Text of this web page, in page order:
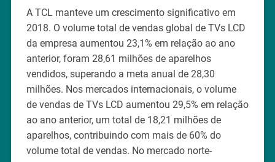
A TCL manteve um crescimento significativo em
2018. O volume total de vendas global de TVs LCD
da empresa aumentou 23,1% em relação ao ano
anterior, foram 28,61 milhões de aparelhos
vendidos, superando a meta anual de 28,30
milhões. Nos mercados internacionais, o volume
de vendas de TVs LCD aumentou 29,5% em relação
ao ano anterior, um total de 18,21 milhões de
aparelhos, contribuindo com mais de 60% do
volume total de vendas. No mercado norte-